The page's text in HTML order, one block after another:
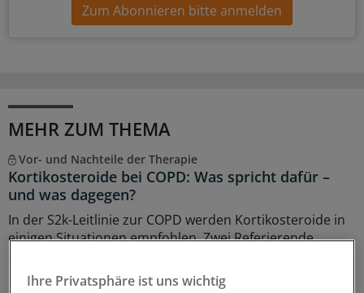
Zum Abonnieren bitte anmelden
MEHR ZUM THEMA
Vor- und Nachteile der Therapie
Kortikosteroide bei COPD: Was spricht dafür –
und was dagegen?
In der S2k-Leitlinie zur COPD werden Kortikosteroide in
einigen Situationen empfohlen. Zwei Referierende
Nachteile und gaben Tipps für die Praxis.
Ihre Privatsphäre ist uns wichtig